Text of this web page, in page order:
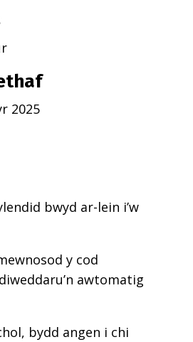
2025
bwyd ar-lein i’w
y cod
awtomatig
bydd angen i chi